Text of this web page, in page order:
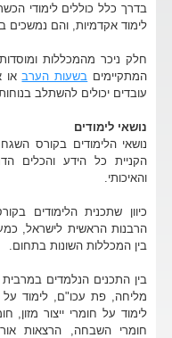
לימוד אקדמיות, והם נמשכים
חלק ניכר מהמכללות
המתקיימים בשעות הערבאו
עובדים יכולים להשתלב
נושאי לימודים
נושאי הלימודים בקורס
הקניית כל הידע והכלים
והאיכותי.
כיוון שתכנית הלימודים
הרבנות הראשית לישראל,
בין המכללות השונות בתחום.
בין התכנים הנלמדים
מליחה, פת עכו"ם, לימוד על
לימוד על חומרי ייצור מזון,
חומרי השבחה, הרצאות